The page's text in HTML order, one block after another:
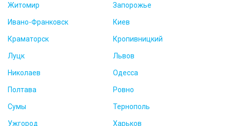
Житомир Запорожье
Ивано-Франковск Киев
Краматорск Кропивницкий
Луцк Львов
Николаев Одесса
Полтава Ровно
Сумы Тернополь
Ужгород Харьков